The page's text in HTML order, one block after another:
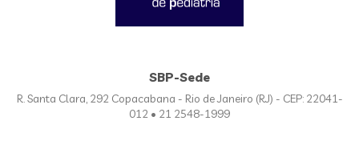
SBP-Sede
R. Santa Clara, 292 Copacabana - Rio de Janeiro (RJ) - CEP: 22041-
012 • 21 2548-1999